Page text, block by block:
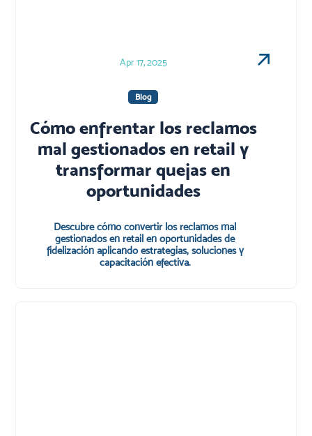
Apr 17, 2025
Blog
Cómo enfrentar los reclamos
mal gestionados en retail y
transformar quejas en
oportunidades
Descubre cómo convertir los reclamos mal
gestionados en retail en oportunidades de
fidelización aplicando estrategias, soluciones y
capacitación efectiva.